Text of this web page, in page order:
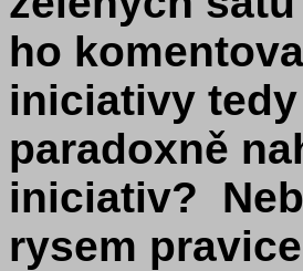
ho
iniciativy
paradoxně
iniciativ?
rysem